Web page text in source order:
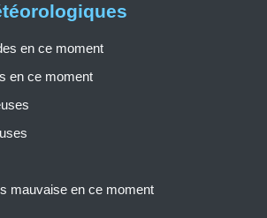
en ce moment
en ce moment
mauvaise en ce moment